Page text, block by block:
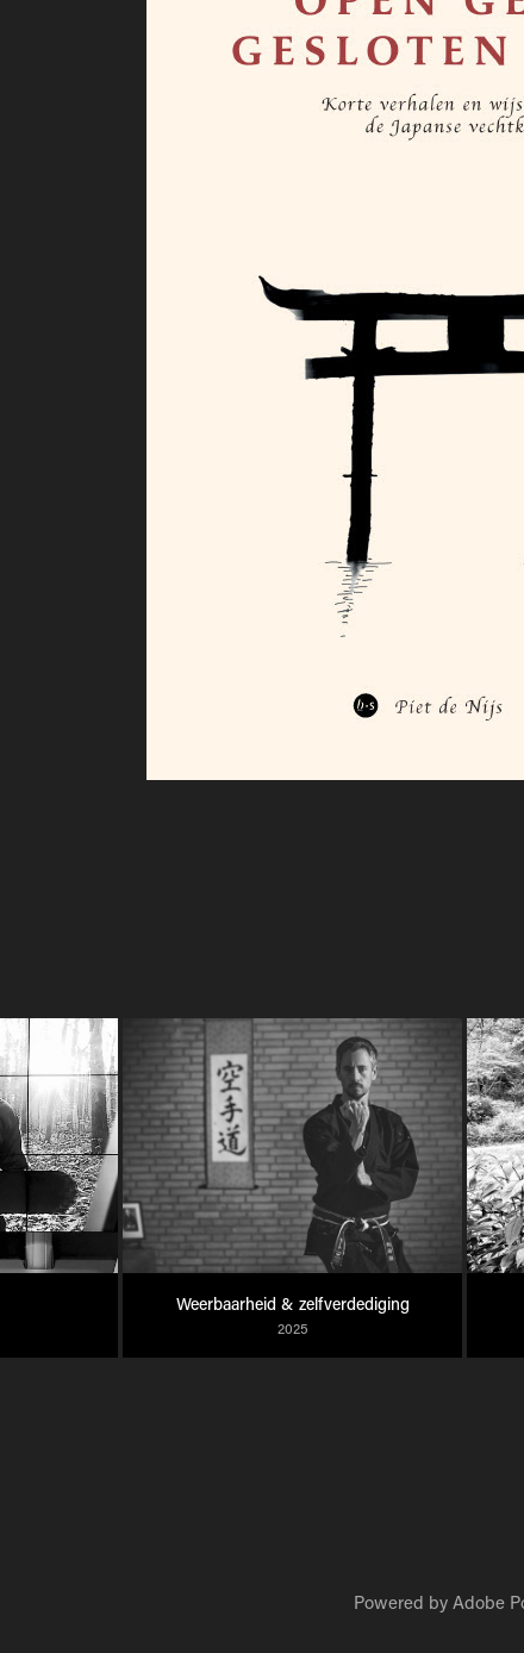
Weerbaarheid & zelfverdediging
2025
Powered by Adobe